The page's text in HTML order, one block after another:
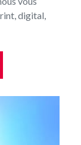
digital,